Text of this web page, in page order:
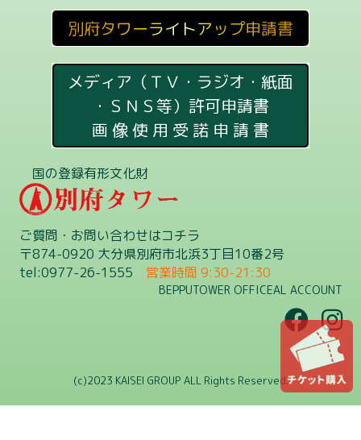
別府タワーライトアップ申請書
メディア（ＴＶ・ラジオ・紙面
・ＳＮＳ等）許可申請書
画 像 使 用 受 諾 申 請 書
国の登録有形文化財
ご質問・お問い合わせはコチラ
〒874-0920 大分県別府市北浜3丁目10番2号
tel:0977-26-1555
営業時間 9:30-21:30
BEPPUTOWER OFFICEAL ACCOUNT
(c)2023 KAISEI GROUP ALL Rights Reserved.